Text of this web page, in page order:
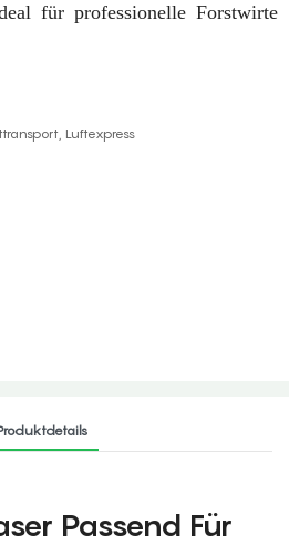
für professionelle Forstwirte
Luftexpress
Passend Für